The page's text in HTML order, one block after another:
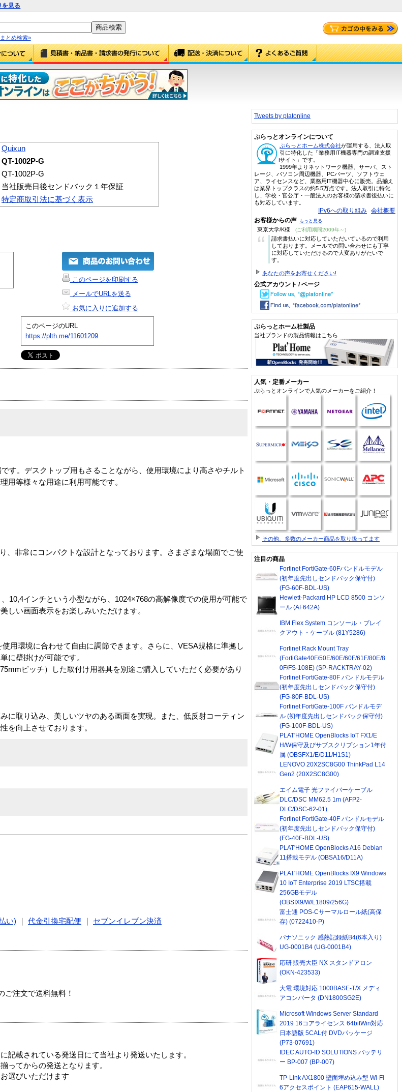
を見る
とめ検索»
Quixun
QT-1002P-G
QT-1002P-G
当社販売日後センドバック１年保証
特定商取引法に基づく表示
このページを印刷する
メールでURLを送る
お気に入りに追加する
このページのURL
https://plth.me/11601209
す。デスクトップ用もさることながら、使用環境により高さやチルト
用等様々な用途に利用可能です。
、非常にコンパクトな設計となっております。さまざまな場面でご使
10,4インチという小型ながら、1024×768の高解像度での使用が可能で
しい画面表示をお楽しみいただけます。
用環境に合わせて自由に調節できます。さらに、VESA規格に準拠し
に壁掛けが可能です。
ピッチ）した取付け用器具を別途ご購入していただく必要があり
に取り込み、美しいツヤのある画面を実現。また、低反射コーティン
を向上させております。
い) 代金引換宅配便
セブンイレブン決済
注文で送料無料！
記載されている発送日にて当社より発送いたします。
ってからの発送となります。
選びいただけます
Tweets by platonline
ぷらっとオンラインについて
ぷらっとホーム株式会社が運用する、法人取
引に特化した「業務用IT機器専門の調達支援
サイト」です。
1999年よりネットワーク機器、サーバ、スト
レージ、パソコン周辺機器、PCパーツ、ソフトウェ
ア、ライセンスなど、業務用IT機器中心に販売。品揃え
は業界トップクラスの約5.5万点です。法人取引に特化
し、学校・官公庁・一般法人のお客様の請求書後払いに
も対応しています。
IPv6への取り組み 会社概要
お客様からの声 もっと見る
東京大学/K様 (ご利用期間2009年～)
“
請求書払いに対応していただいているので利用
しております。メールでの問い合わせにも丁寧
に対応していただけるので大変ありがたいで
す。
あなたの声をお寄せください!
公式アカウント / ページ
ぷらっとホーム社製品
当社ブランドの製品情報はこちら
人気・定番メーカー
ぷらっとオンラインで人気のメーカーをご紹介！
その他、多数のメーカー商品を取り扱ってます
注目の商品
Fortinet FortiGate-60Fバンドルモデル
(初年度先出しセンドバック保守付)
(FG-60F-BDL-US)
Hewlett-Packard HP LCD 8500 コンソ
ール (AF642A)
IBM Flex System コンソール・ブレイ
クアウト・ケーブル (81Y5286)
Fortinet Rack Mount Tray
(FortiGate40F/50E/60E/60F/61F/80E/8
0F/FS-108E) (SP-RACKTRAY-02)
Fortinet FortiGate-80F バンドルモデル
(初年度先出しセンドバック保守付)
(FG-80F-BDL-US)
Fortinet FortiGate-100F バンドルモデ
ル (初年度先出しセンドバック保守付)
(FG-100F-BDL-US)
PLAT'HOME OpenBlocks IoT FX1/E
H/W保守及びサブスクリプション1年付
属 (OBSFX1/E/D11/H1S1)
LENOVO 20X2SC8G00 ThinkPad L14
Gen2 (20X2SC8G00)
エイム電子 光ファイバーケーブル
DLC/DSC MM62.5 1m (AFP2-
DLC/DSC-62-01)
Fortinet FortiGate-40F バンドルモデル
(初年度先出しセンドバック保守付)
(FG-40F-BDL-US)
PLAT'HOME OpenBlocks A16 Debian
11搭載モデル (OBSA16/D11A)
PLAT'HOME OpenBlocks IX9 Windows
10 IoT Enterprise 2019 LTSC搭載
256GBモデル
(OBSIX9/W/L1809/256G)
富士通 POS-Cサーマルロール紙(高保
存) (0722410-P)
パナソニック 感熱記録紙B4(6本入り)
UG-0001B4 (UG-0001B4)
応研 販売大臣 NX スタンドアロン
(OKN-423533)
大電 環境対応 1000BASE-T/X メディ
アコンバータ (DN1800SG2E)
Microsoft Windows Server Standard
2019 16コアライセンス 64bitWin対応
日本語版 5CAL付 DVDパッケージ
(P73-07691)
IDEC AUTO-ID SOLUTIONS バッテリ
ー BP-007 (BP-007)
TP-Link AX1800 壁面埋め込み型 Wi-Fi
6アクセスポイント (EAP615-WALL)